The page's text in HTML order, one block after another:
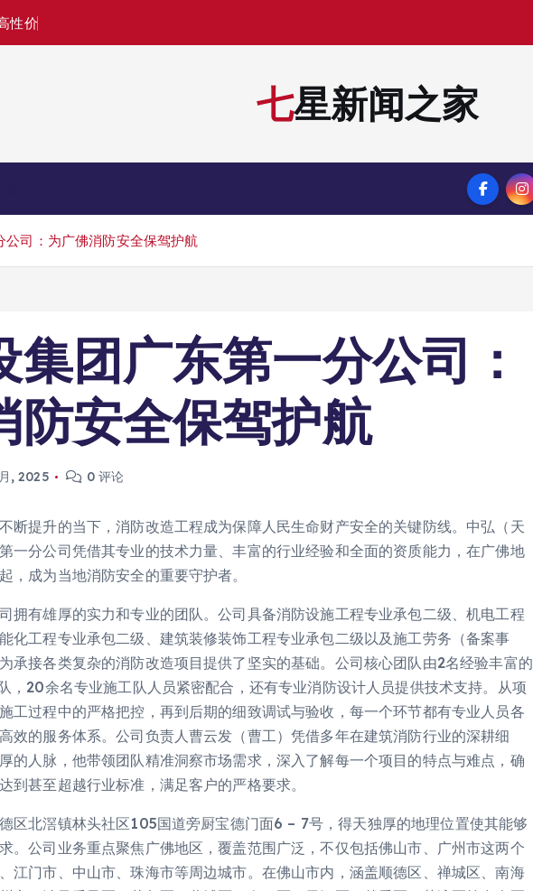
性价
七星新闻之家
公司：为广佛消防安全保驾护航
集团广东第一分公司：
防安全保驾护航
, 2025 0 评论
断提升的当下，消防改造工程成为保障人民生命财产安全的关键防线。中弘（天
一分公司凭借其专业的技术力量、丰富的行业经验和全面的资质能力，在广佛地
，成为当地消防安全的重要守护者。
拥有雄厚的实力和专业的团队。公司具备消防设施工程专业承包二级、机电工程
化工程专业承包二级、建筑装修装饰工程专业承包二级以及施工劳务（备案事
承接各类复杂的消防改造项目提供了坚实的基础。公司核心团队由2名经验丰富的
20余名专业施工队人员紧密配合，还有专业消防设计人员提供技术支持。从项
工过程中的严格把控，再到后期的细致调试与验收，每一个环节都有专业人员各
效的服务体系。公司负责人曹云发（曹工）凭借多年在建筑消防行业的深耕细
的人脉，他带领团队精准洞察市场需求，深入了解每一个项目的特点与难点，确
到甚至超越行业标准，满足客户的严格要求。
区北滘镇林头社区105国道旁厨宝德门面6 – 7号，得天独厚的地理位置使其能够
。公司业务重点聚焦广佛地区，覆盖范围广泛，不仅包括佛山市、广州市这两个
江门市、中山市、珠海市等周边城市。在佛山市内，涵盖顺德区、禅城区、南海